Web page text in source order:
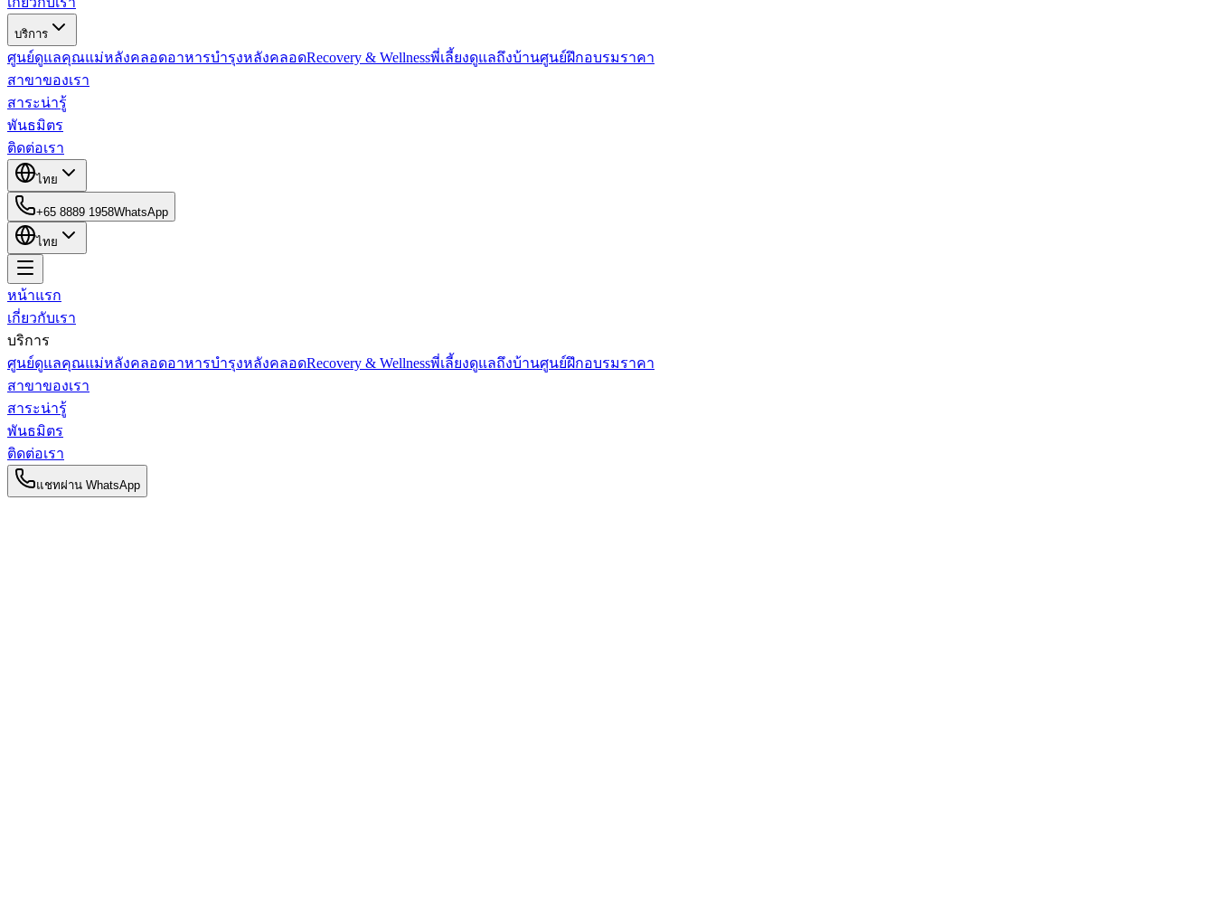
บริการ
ศูนย์ดูแลคุณแม่หลังคลอดอาหารบำรุงหลังคลอดRecovery & Wellnessพี่เลี้ยงดูแลถึงบ้านศูนย์ฝึกอบรมราคา
สาขาของเรา
สาระน่ารู้
พันธมิตร
ติดต่อเรา
ไทย
+65 8889 1958WhatsApp
ไทย
หน้าแรก
เกี่ยวกับเรา
บริการ
ศูนย์ดูแลคุณแม่หลังคลอดอาหารบำรุงหลังคลอดRecovery & Wellnessพี่เลี้ยงดูแลถึงบ้านศูนย์ฝึกอบรมราคา
สาขาของเรา
สาระน่ารู้
พันธมิตร
ติดต่อเรา
แชทผ่าน WhatsApp